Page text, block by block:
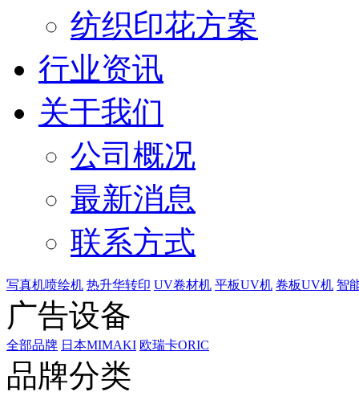
纺织印花方案
行业资讯
关于我们
公司概况
最新消息
联系方式
写真机喷绘机 热升华转印 UV卷材机 平板UV机 卷板UV机 智
广告设备
全部品牌 日本MIMAKI 欧瑞卡ORIC
品牌分类